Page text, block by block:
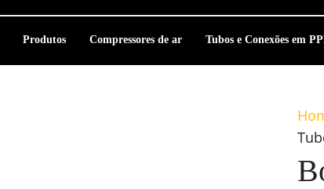
Produtos Compressores de ar Tubos e Conexões em